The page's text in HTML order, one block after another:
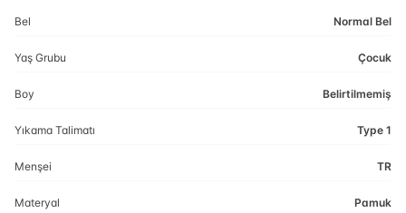
Bel Normal Bel
Yaş Grubu Çocuk
Boy Belirtilmemiş
Yıkama Talimatı Type 1
Menşei TR
Materyal Pamuk